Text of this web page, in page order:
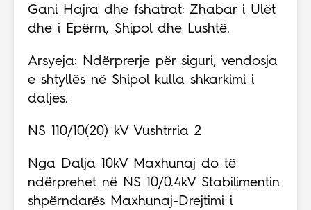
Gani Hajra dhe fshatrat: Zhabar i Ulët
dhe i Epërm, Shipol dhe Lushtë.
Arsyeja: Ndërprerje për siguri, vendosja
e shtyllës në Shipol kulla shkarkimi i
daljes.
NS 110/10(20) kV Vushtrria 2
Nga Dalja 10kV Maxhunaj do të
ndërprehet në NS 10/0.4kV Stabilimentin
shpërndarës Maxhunaj-Drejtimi i